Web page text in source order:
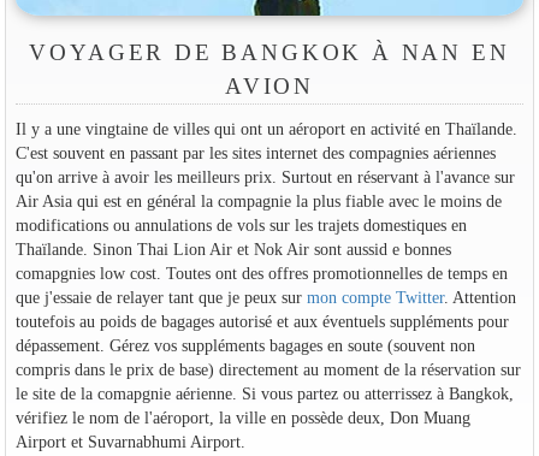
VOYAGER DE BANGKOK À NAN EN
AVION
Il y a une vingtaine de villes qui ont un aéroport en activité en Thaïlande.
C'est souvent en passant par les sites internet des compagnies aériennes
qu'on arrive à avoir les meilleurs prix. Surtout en réservant à l'avance sur
Air Asia qui est en général la compagnie la plus fiable avec le moins de
modifications ou annulations de vols sur les trajets domestiques en
Thaïlande. Sinon Thai Lion Air et Nok Air sont aussid e bonnes
comapgnies low cost. Toutes ont des offres promotionnelles de temps en
que j'essaie de relayer tant que je peux sur mon compte Twitter. Attention
toutefois au poids de bagages autorisé et aux éventuels suppléments pour
dépassement. Gérez vos suppléments bagages en soute (souvent non
compris dans le prix de base) directement au moment de la réservation sur
le site de la comapgnie aérienne. Si vous partez ou atterrissez à Bangkok,
vérifiez le nom de l'aéroport, la ville en possède deux, Don Muang
Airport et Suvarnabhumi Airport.